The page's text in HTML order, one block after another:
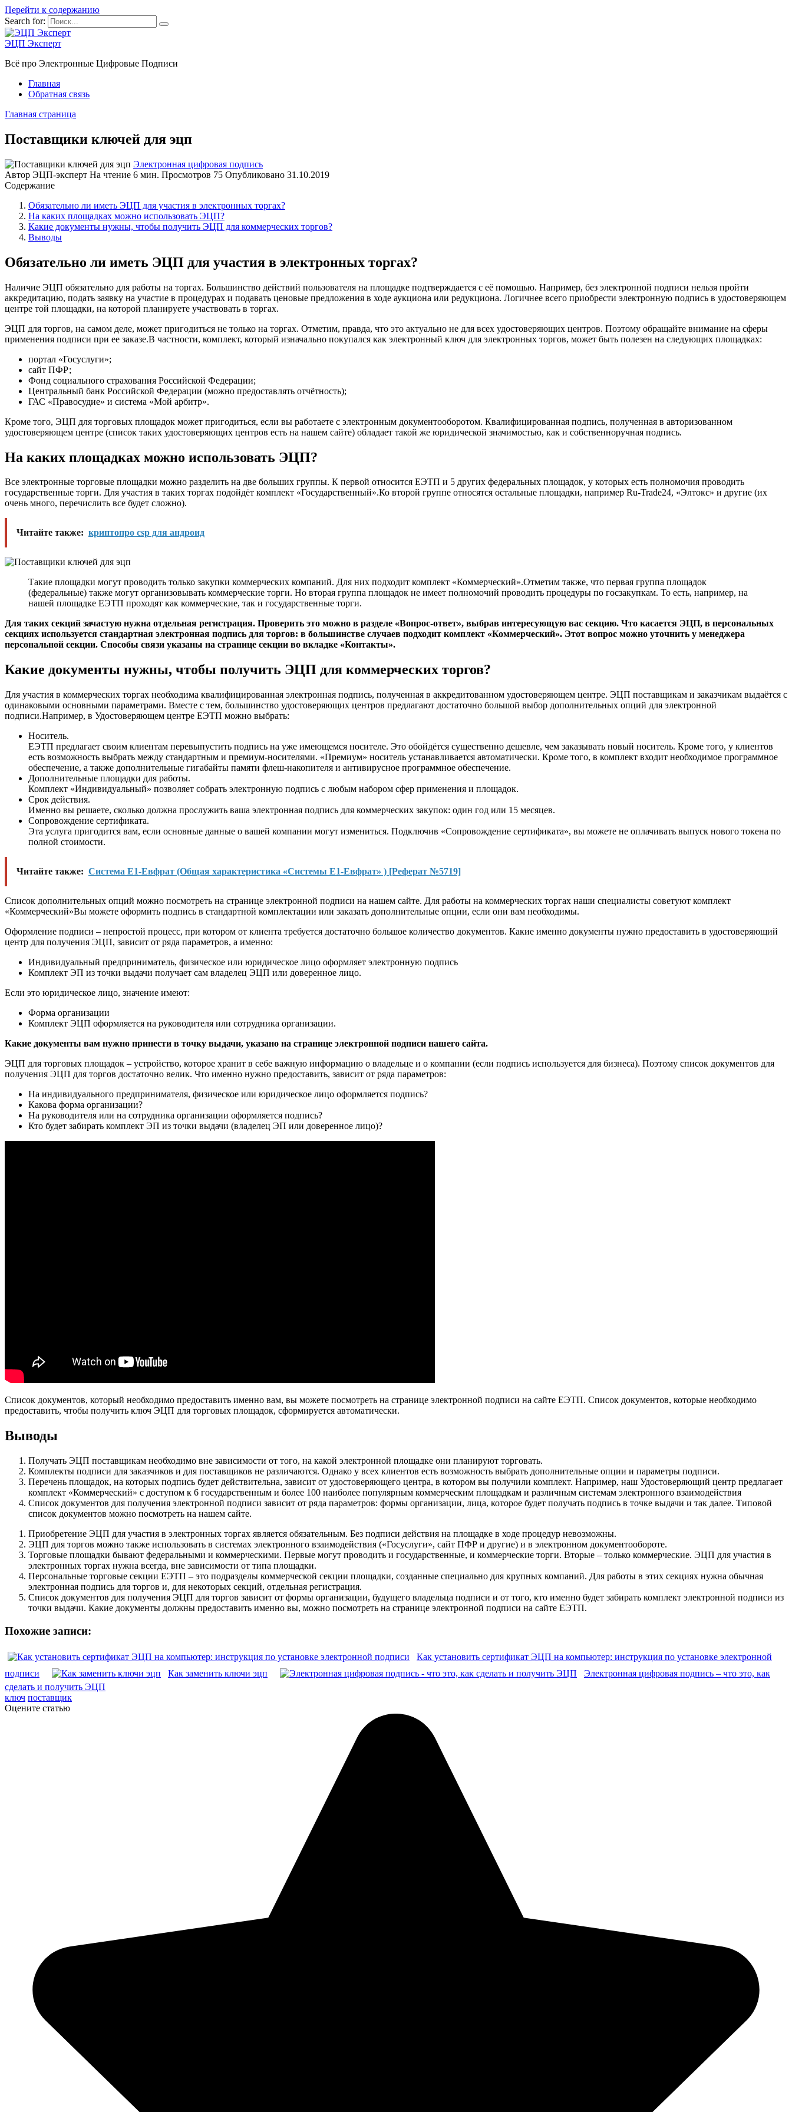
Перейти к содержанию
Search for:
ЭЦП Эксперт
Всё про Электронные Цифровые Подписи
Главная
Обратная связь
Главная страница
Поставщики ключей для эцп
Электронная цифровая подпись
Автор ЭЦП-эксперт На чтение 6 мин. Просмотров 75 Опубликовано 31.10.2019
Содержание
Обязательно ли иметь ЭЦП для участия в электронных торгах?
На каких площадках можно использовать ЭЦП?
Какие документы нужны, чтобы получить ЭЦП для коммерческих торгов?
Выводы
Обязательно ли иметь ЭЦП для участия в электронных торгах?
Наличие ЭЦП обязательно для работы на торгах. Большинство действий пользователя на площадке подтверждается с её помощью. Например, без электронной подписи нельзя пройти
аккредитацию, подать заявку на участие в процедурах и подавать ценовые предложения в ходе аукциона или редукциона. Логичнее всего приобрести электронную подпись в удостоверяющем
центре той площадки, на которой планируете участвовать в торгах.
ЭЦП для торгов, на самом деле, может пригодиться не только на торгах. Отметим, правда, что это актуально не для всех удостоверяющих центров. Поэтому обращайте внимание на сферы
применения подписи при ее заказе.В частности, комплект, который изначально покупался как электронный ключ для электронных торгов, может быть полезен на следующих площадках:
портал «Госуслуги»;
сайт ПФР;
Фонд социального страхования Российской Федерации;
Центральный банк Российской Федерации (можно предоставлять отчётность);
ГАС «Правосудие» и система «Мой арбитр».
Кроме того, ЭЦП для торговых площадок может пригодиться, если вы работаете с электронным документооборотом. Квалифицированная подпись, полученная в авторизованном
удостоверяющем центре (список таких удостоверяющих центров есть на нашем сайте) обладает такой же юридической значимостью, как и собственноручная подпись.
На каких площадках можно использовать ЭЦП?
Все электронные торговые площадки можно разделить на две больших группы. К первой относится ЕЭТП и 5 других федеральных площадок, у которых есть полномочия проводить
государственные торги. Для участия в таких торгах подойдёт комплект «Государственный».Ко второй группе относятся остальные площадки, например Ru-Trade24, «Элтокс» и другие (их
очень много, перечислить все будет сложно).
Читайте также: криптопро csp для андроид
Такие площадки могут проводить только закупки коммерческих компаний. Для них подходит комплект «Коммерческий».Отметим также, что первая группа площадок
(федеральные) также могут организовывать коммерческие торги. Но вторая группа площадок не имеет полномочий проводить процедуры по госзакупкам. То есть, например, на
нашей площадке ЕЭТП проходят как коммерческие, так и государственные торги.
Для таких секций зачастую нужна отдельная регистрация. Проверить это можно в разделе «Вопрос-ответ», выбрав интересующую вас секцию. Что касается ЭЦП, в персональных
секциях используется стандартная электронная подпись для торгов: в большинстве случаев подходит комплект «Коммерческий». Этот вопрос можно уточнить у менеджера
персональной секции. Способы связи указаны на странице секции во вкладке «Контакты».
Какие документы нужны, чтобы получить ЭЦП для коммерческих торгов?
Для участия в коммерческих торгах необходима квалифицированная электронная подпись, полученная в аккредитованном удостоверяющем центре. ЭЦП поставщикам и заказчикам выдаётся с
одинаковыми основными параметрами. Вместе с тем, большинство удостоверяющих центров предлагают достаточно большой выбор дополнительных опций для электронной
подписи.Например, в Удостоверяющем центре ЕЭТП можно выбрать:
Носитель.
ЕЭТП предлагает своим клиентам перевыпустить подпись на уже имеющемся носителе. Это обойдётся существенно дешевле, чем заказывать новый носитель. Кроме того, у клиентов
есть возможность выбрать между стандартным и премиум-носителями. «Премиум» носитель устанавливается автоматически. Кроме того, в комплект входит необходимое программное
обеспечение, а также дополнительные гигабайты памяти флеш-накопителя и антивирусное программное обеспечение.
Дополнительные площадки для работы.
Комплект «Индивидуальный» позволяет собрать электронную подпись с любым набором сфер применения и площадок.
Срок действия.
Именно вы решаете, сколько должна прослужить ваша электронная подпись для коммерческих закупок: один год или 15 месяцев.
Сопровождение сертификата.
Эта услуга пригодится вам, если основные данные о вашей компании могут измениться. Подключив «Сопровождение сертификата», вы можете не оплачивать выпуск нового токена по
полной стоимости.
Читайте также: Система Е1-Евфрат (Общая характеристика «Системы Е1-Евфрат» ) [Реферат №5719]
Список дополнительных опций можно посмотреть на странице электронной подписи на нашем сайте. Для работы на коммерческих торгах наши специалисты советуют комплект
«Коммерческий»Вы можете оформить подпись в стандартной комплектации или заказать дополнительные опции, если они вам необходимы.
Оформление подписи – непростой процесс, при котором от клиента требуется достаточно большое количество документов. Какие именно документы нужно предоставить в удостоверяющий
центр для получения ЭЦП, зависит от ряда параметров, а именно:
Индивидуальный предприниматель, физическое или юридическое лицо оформляет электронную подпись
Комплект ЭП из точки выдачи получает сам владелец ЭЦП или доверенное лицо.
Если это юридическое лицо, значение имеют:
Форма организации
Комплект ЭЦП оформляется на руководителя или сотрудника организации.
Какие документы вам нужно принести в точку выдачи, указано на странице электронной подписи нашего сайта.
ЭЦП для торговых площадок – устройство, которое хранит в себе важную информацию о владельце и о компании (если подпись используется для бизнеса). Поэтому список документов для
получения ЭЦП для торгов достаточно велик. Что именно нужно предоставить, зависит от ряда параметров:
На индивидуального предпринимателя, физическое или юридическое лицо оформляется подпись?
Какова форма организации?
На руководителя или на сотрудника организации оформляется подпись?
Кто будет забирать комплект ЭП из точки выдачи (владелец ЭП или доверенное лицо)?
Список документов, который необходимо предоставить именно вам, вы можете посмотреть на странице электронной подписи на сайте ЕЭТП. Список документов, которые необходимо
предоставить, чтобы получить ключ ЭЦП для торговых площадок, сформируется автоматически.
Выводы
Получать ЭЦП поставщикам необходимо вне зависимости от того, на какой электронной площадке они планируют торговать.
Комплекты подписи для заказчиков и для поставщиков не различаются. Однако у всех клиентов есть возможность выбрать дополнительные опции и параметры подписи.
Перечень площадок, на которых подпись будет действительна, зависит от удостоверяющего центра, в котором вы получили комплект. Например, наш Удостоверяющий центр предлагает
комплект «Коммерческий» с доступом к 6 государственным и более 100 наиболее популярным коммерческим площадкам и различным системам электронного взаимодействия
Список документов для получения электронной подписи зависит от ряда параметров: формы организации, лица, которое будет получать подпись в точке выдачи и так далее. Типовой
список документов можно посмотреть на нашем сайте.
Приобретение ЭЦП для участия в электронных торгах является обязательным. Без подписи действия на площадке в ходе процедур невозможны.
ЭЦП для торгов можно также использовать в системах электронного взаимодействия («Госуслуги», сайт ПФР и другие) и в электронном документообороте.
Торговые площадки бывают федеральными и коммерческими. Первые могут проводить и государственные, и коммерческие торги. Вторые – только коммерческие. ЭЦП для участия в
электронных торгах нужна всегда, вне зависимости от типа площадки.
Персональные торговые секции ЕЭТП – это подразделы коммерческой секции площадки, созданные специально для крупных компаний. Для работы в этих секциях нужна обычная
электронная подпись для торгов и, для некоторых секций, отдельная регистрация.
Список документов для получения ЭЦП для торгов зависит от формы организации, будущего владельца подписи и от того, кто именно будет забирать комплект электронной подписи из
точки выдачи. Какие документы должны предоставить именно вы, можно посмотреть на странице электронной подписи на сайте ЕЭТП.
Похожие записи:
Как установить сертификат ЭЦП на компьютер: инструкция по установке электронной
подписи
Как заменить ключи эцп
Электронная цифровая подпись – что это, как
сделать и получить ЭЦП
ключ поставщик
Оцените статью